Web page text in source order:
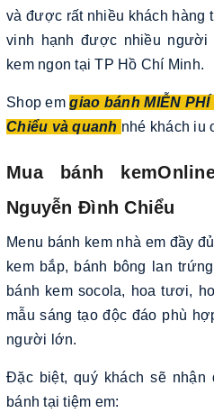
và được rất nhiều khách hàng
vinh hạnh được nhiều người
kem ngon tại TP Hồ Chí Minh.
Shop emgiao bánh MIỄN
Chiểu và quanh nhé khách iu
Mua bánh
Nguyễn Đình Chiểu
Menu bánh kem nhà em đầy
kem bắp, bánh bông lan
bánh kem socola, hoa tươi,
mẫu sáng tạo độc đáo phù
người lớn.
Đặc biệt, quý khách sẽ
bánh tại tiệm em: